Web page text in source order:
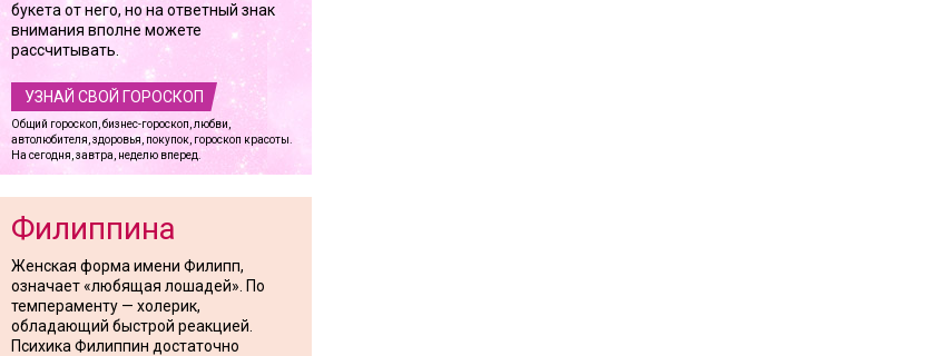
букета от него, но на ответный знак
внимания вполне можете
рассчитывать.
УЗНАЙ СВОЙ ГОРОСКОП
Общий гороскоп, бизнес-гороскоп, любви,
автолюбителя, здоровья, покупок, гороскоп красоты.
На сегодня, завтра, неделю вперед.
Филиппина
Женская форма имени Филипп,
означает «любящая лошадей». По
темпераменту — холерик,
обладающий быстрой реакцией.
Психика Филиппин достаточно